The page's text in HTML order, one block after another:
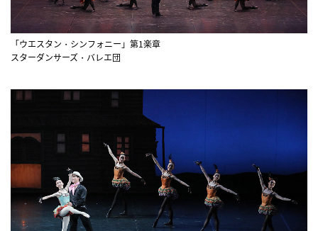
「ウエスタン・シンフォニー」第1楽章
スターダンサーズ・バレエ団